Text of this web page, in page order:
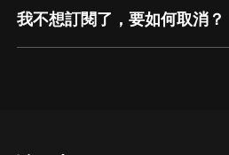
我不想訂閱了，要如何取消？